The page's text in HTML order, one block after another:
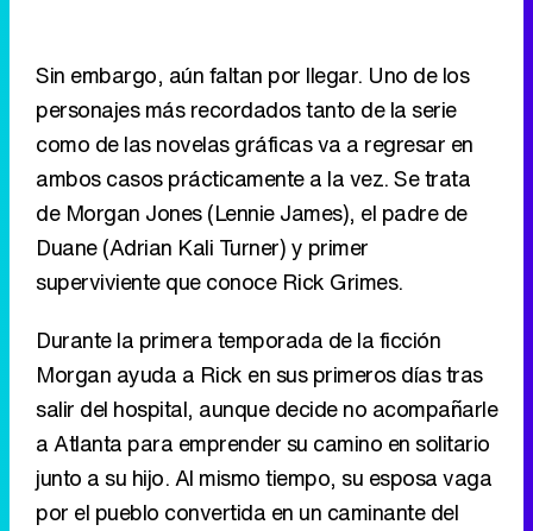
Sin embargo, aún faltan por llegar. Uno de los
personajes más recordados tanto de la serie
como de las novelas gráficas va a regresar en
ambos casos prácticamente a la vez. Se trata
de Morgan Jones (Lennie James), el padre de
Duane (Adrian Kali Turner) y primer
superviviente que conoce Rick Grimes.
Durante la primera temporada de la ficción
Morgan ayuda a Rick en sus primeros días tras
salir del hospital, aunque decide no acompañarle
a Atlanta para emprender su camino en solitario
junto a su hijo. Al mismo tiempo, su esposa vaga
por el pueblo convertida en un caminante del